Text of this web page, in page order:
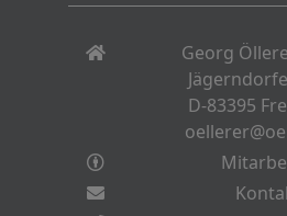
Georg
D-83395